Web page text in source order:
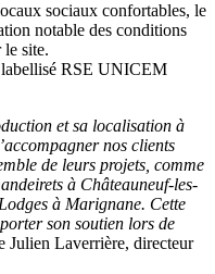
sociaux confortables, le
notable des conditions
site.
RSE UNICEM
et sa localisation à
nos clients
de leurs projets, comme
à Châteauneuf-les-
à Marignane. Cette
son soutien lors de
Julien Laverrière, directeur